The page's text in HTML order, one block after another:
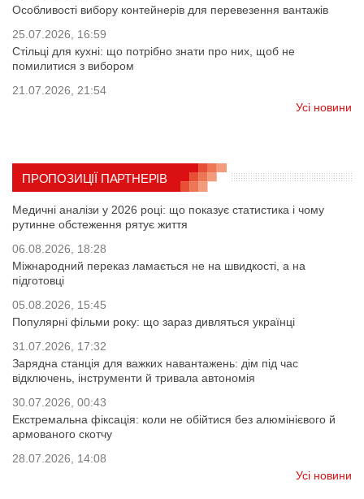
Особливості вибору контейнерів для перевезення вантажів
25.07.2026, 16:59
Стільці для кухні: що потрібно знати про них, щоб не
помилитися з вибором
21.07.2026, 21:54
Усі новини
ПРОПОЗИЦІЇ ПАРТНЕРІВ
Медичні аналізи у 2026 році: що показує статистика і чому
рутинне обстеження рятує життя
06.08.2026, 18:28
Міжнародний переказ ламається не на швидкості, а на
підготовці
05.08.2026, 15:45
Популярні фільми року: що зараз дивляться українці
31.07.2026, 17:32
Зарядна станція для важких навантажень: дім під час
відключень, інструменти й тривала автономія
30.07.2026, 00:43
Екстремальна фіксація: коли не обійтися без алюмінієвого й
армованого скотчу
28.07.2026, 14:08
Усі новини